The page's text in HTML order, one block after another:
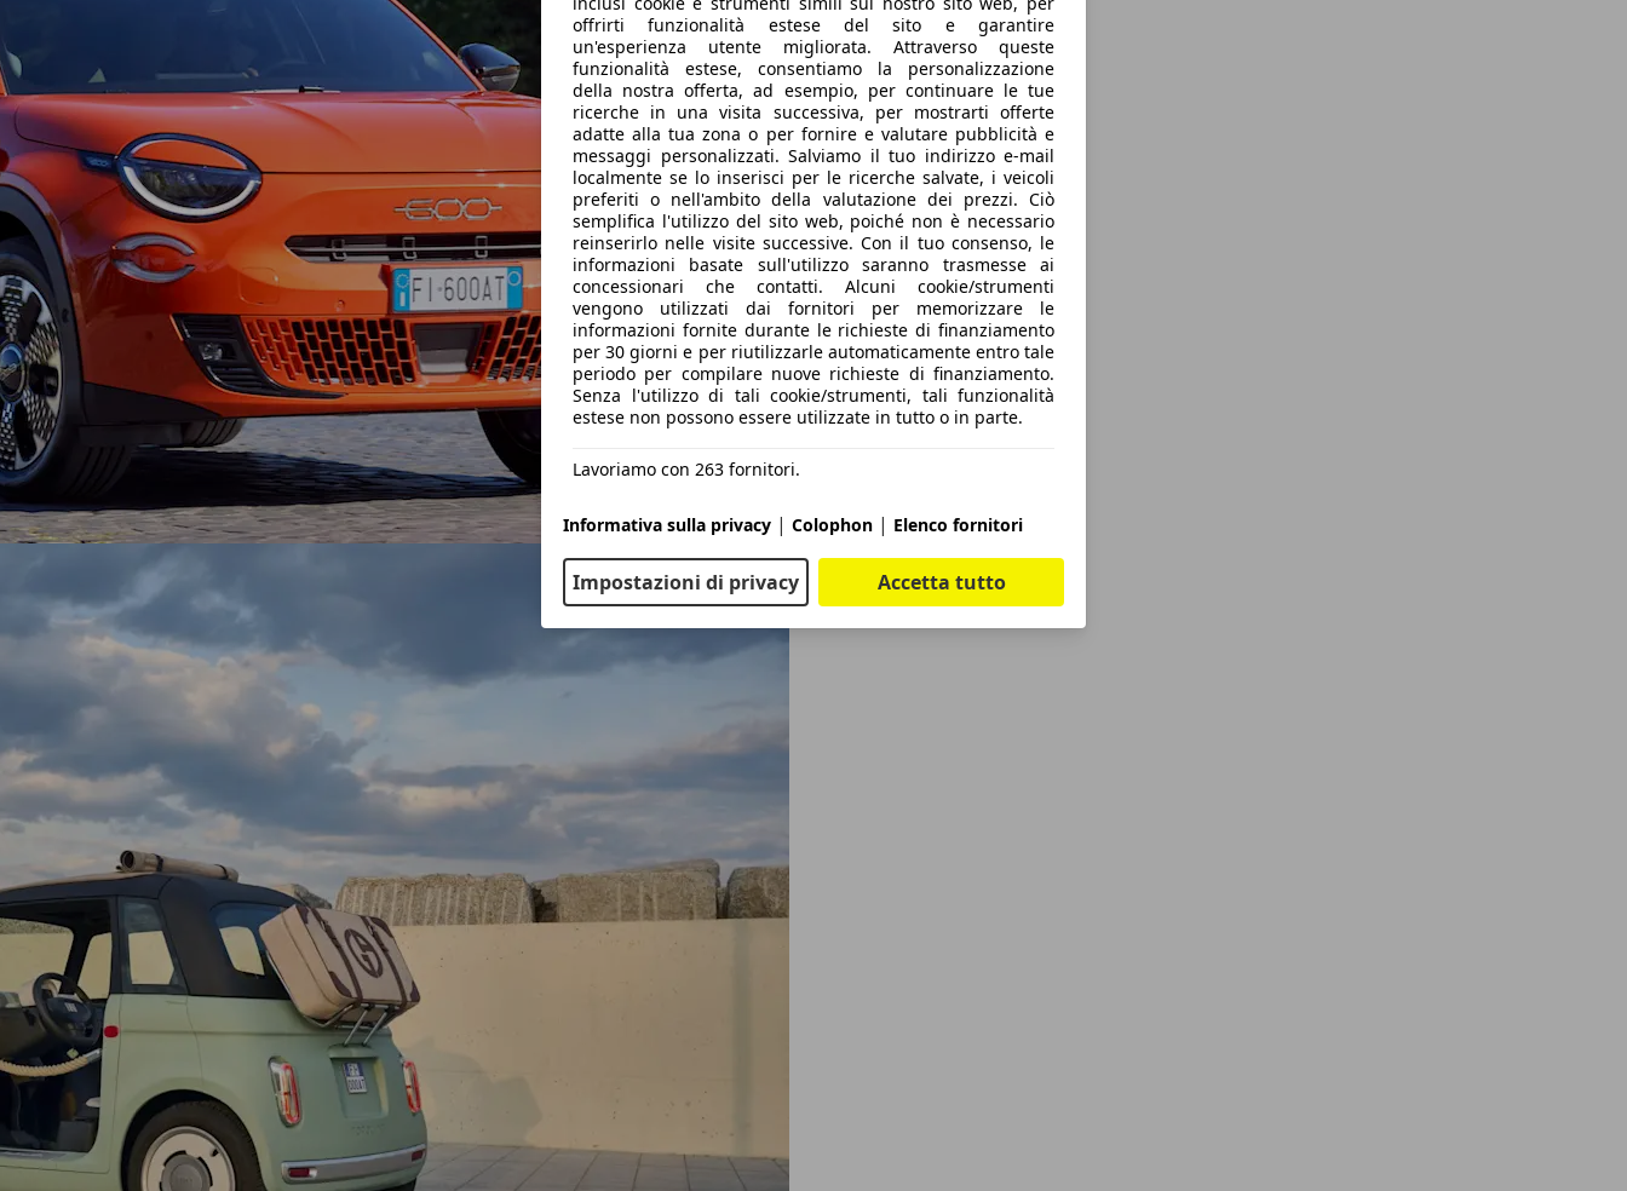
offrirti funzionalità estese del sito e garantire
un'esperienza utente migliorata. Attraverso queste
funzionalità estese, consentiamo la personalizzazione
della nostra offerta, ad esempio, per continuare le tue
ricerche in una visita successiva, per mostrarti offerte
adatte alla tua zona o per fornire e valutare pubblicità e
messaggi personalizzati. Salviamo il tuo indirizzo e-mail
localmente se lo inserisci per le ricerche salvate, i veicoli
preferiti o nell'ambito della valutazione dei prezzi. Ciò
semplifica l'utilizzo del sito web, poiché non è necessario
reinserirlo nelle visite successive. Con il tuo consenso, le
informazioni basate sull'utilizzo saranno trasmesse ai
concessionari che contatti. Alcuni cookie/strumenti
vengono utilizzati dai fornitori per memorizzare le
informazioni fornite durante le richieste di finanziamento
per 30 giorni e per riutilizzarle automaticamente entro tale
periodo per compilare nuove richieste di finanziamento.
Senza l'utilizzo di tali cookie/strumenti, tali funzionalità
estese non possono essere utilizzate in tutto o in parte.
Lavoriamo con 263 fornitori.
Informativa sulla privacy | Colophon | Elenco fornitori
Impostazioni di privacy Accetta tutto